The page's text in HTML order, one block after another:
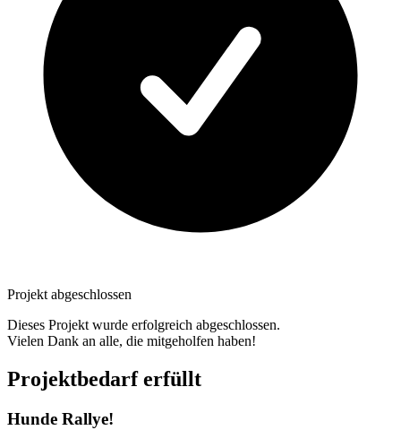
Projekt abgeschlossen
Dieses Projekt wurde erfolgreich abgeschlossen.
Vielen Dank an alle, die mitgeholfen haben!
Projektbedarf erfüllt
Hunde Rallye!